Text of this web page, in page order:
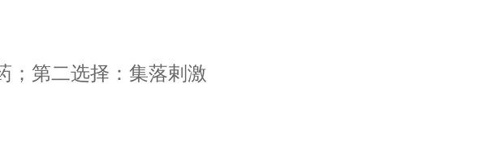
第二选择：集落剌激